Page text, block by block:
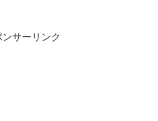
ンサーリンク